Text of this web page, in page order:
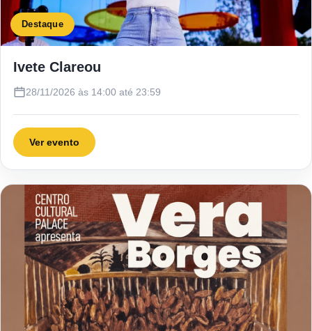
Destaque
Ivete Clareou
28/11/2026 às 14:00 até 23:59
Ver evento